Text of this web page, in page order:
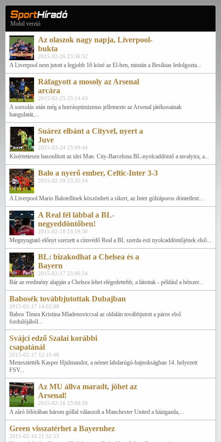
Mobil verzió
Az olaszok nagy napja, Liverpool-
bukta
2015-02-26 23:36:52
A Liverpool nem jutott a legjobb 16 közé az El-ben, miután a Besiktas ledolgozta...
Ráfagyott a mosoly az Arsenal
arcára
2015-02-25 23:14:43
A sorsolás után még a hurráoptimizmus jellemezte az Arsenal játékosainak
hangulatát,...
Suárez elbánt a Cityvel, nyert a
Juve
2015-02-24 23:09:44
Kísértetiesen hasonlított az idei Man. City-Barcelona BL-nyolcaddöntő a tavalyira, a...
Balo a nyerő ember, Celtic-Inter 3-3
2015-02-19 23:35:14
A Liverpool Mario Balotellinek köszönheti a sikert, az Inter gólzáporos döntetlent...
A Real fél lábbal a BL-
negyeddöntőben!
2015-02-18 23:19:30
Megnyugtató előnyt szerzett a címvédő Real a BL szerda esti nyolcaddöntőjének első...
BL: bizakodhat a Chelsea és a
Bayern
2015-02-17 23:06:54
Bár az eredmény alapján a Chelsea lehet elégedettebb, a látottak - például a hétszer...
Babosék továbbjutottak Dubajban
2015-02-17 14:02:08
Babos Tímea Kristina Mladenoviccsal az oldalán továbbjutott a páros első
fordulójából...
Svájci edző Szalai korábbi
csapatánál
2015-02-17 12:10:46
Menesztették Kasper Hjulmandot, a német labdarúgó-bajnokságban 14. helyezett
FSV...
Az MU állva maradt, jöhet az
Arsenal!
2015-02-16 23:09:29
A záró félórában három góllal válaszolt a Manchester United a házigazda,...
Green visszatérhet a Bayernhez
2015-02-16 21:52:53